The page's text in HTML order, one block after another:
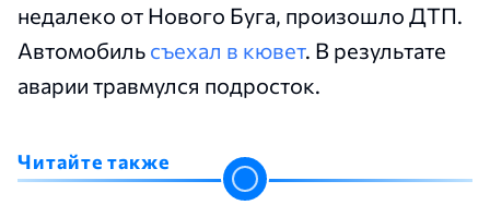
недалеко от Нового Буга, произошло ДТП.
Автомобиль съехал в кювет. В результате
аварии травмулся подросток.
Читайте также